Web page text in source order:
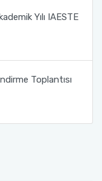
Yılı IAESTE
Toplantısı
Filmi